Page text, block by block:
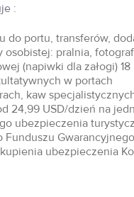
:
do portu, transferów,
osobistej: pralnia,
(napiwki dla załogi)
w portach
kaw
24,99 USD/dzień na
ubezpieczenia
Funduszu
ubezpieczenia